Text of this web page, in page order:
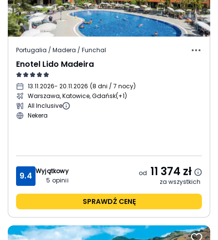
Portugalia / Madera / Funchal
Enotel Lido Madeira
13.11.2026- 20.11.2026 (8 dni / 7 nocy)
Warszawa, Katowice, Gdańsk(+1)
All Inclusive
Nekera
9.4 Wyjątkowy
5 opinii
od 11 374 zł
za wszystkich
SPRAWDŹ CENĘ